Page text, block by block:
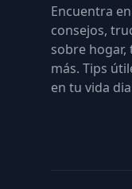
Encuentra
consejos,
sobre
más. Tips
en tu vida